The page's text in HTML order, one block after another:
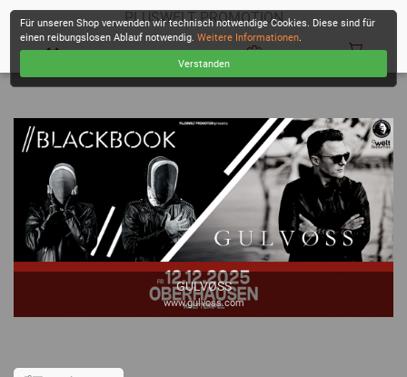
PLUSWELT PROMOTION
GULVØSS
www.gulvoss.com
Für unseren Shop verwenden wir technisch notwendige Cookies. Diese sind für
einen reibungslosen Ablauf notwendig.Weitere Informationen.
Verstanden